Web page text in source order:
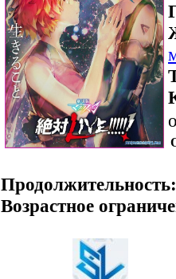
Продолжительность:
Возрастное